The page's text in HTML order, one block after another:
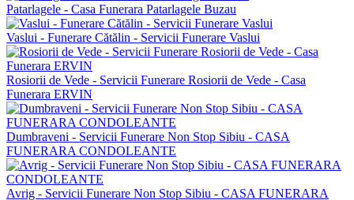
Patarlagele - Casa Funerara Patarlagele Buzau
Vaslui - Funerare Cătălin - Servicii Funerare Vaslui
Rosiorii de Vede - Servicii Funerare Rosiorii de Vede - Casa
Funerara ERVIN
Dumbraveni - Servicii Funerare Non Stop Sibiu - CASA
FUNERARA CONDOLEANTE
Avrig - Servicii Funerare Non Stop Sibiu - CASA FUNERARA